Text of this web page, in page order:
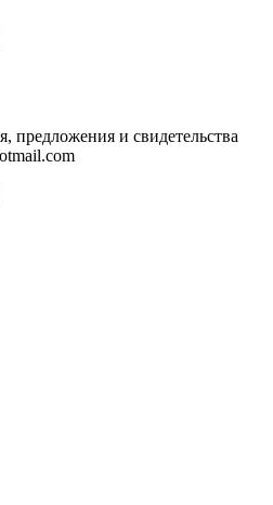
предложения и свидетельства